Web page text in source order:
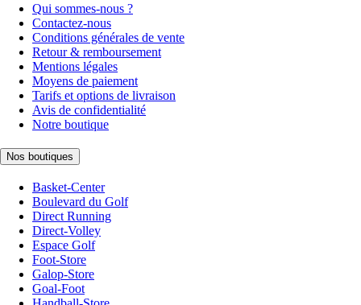
Qui sommes-nous ?
Contactez-nous
Conditions générales de vente
Retour & remboursement
Mentions légales
Moyens de paiement
Tarifs et options de livraison
Avis de confidentialité
Notre boutique
Nos boutiques
Basket-Center
Boulevard du Golf
Direct Running
Direct-Volley
Espace Golf
Foot-Store
Galop-Store
Goal-Foot